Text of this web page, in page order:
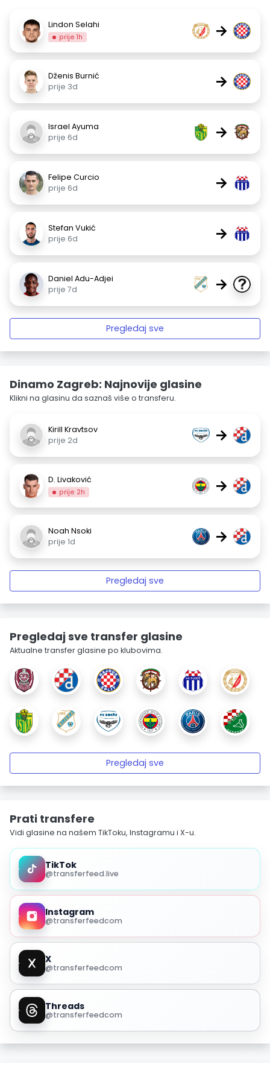
Lindon Selahi
prije 1h →
Dženis Burnić
prije 3d
→
Israel Ayuma
prije 6d
→
Felipe Curcio
prije 6d
→
Stefan Vukić
prije 6d
→
Daniel Adu-Adjei
prije 7d
→
Pregledaj sve
Dinamo Zagreb: Najnovije glasine
Klikni na glasinu da saznaš više o transferu.
Kirill Kravtsov
prije 2d
→
D. Livaković
prije 2h →
Noah Nsoki
prije 1d
→
Pregledaj sve
Pregledaj sve transfer glasine
Aktualne transfer glasine po klubovima.
Pregledaj sve
Prati transfere
Vidi glasine na našem TikToku, Instagramu i X-u.
TikTok
@transferfeed.live
Instagram
@transferfeedcom
X
@transferfeedcom
Threads
@transferfeedcom